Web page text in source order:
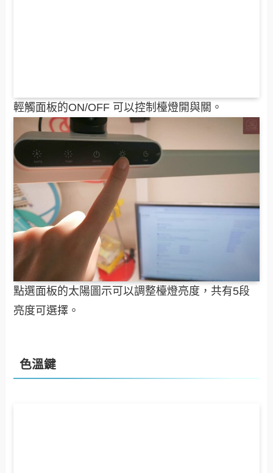
輕觸面板的ON/OFF 可以控制檯燈開與關。
點選面板的太陽圖示可以調整檯燈亮度，共有5段
亮度可選擇。
色溫鍵